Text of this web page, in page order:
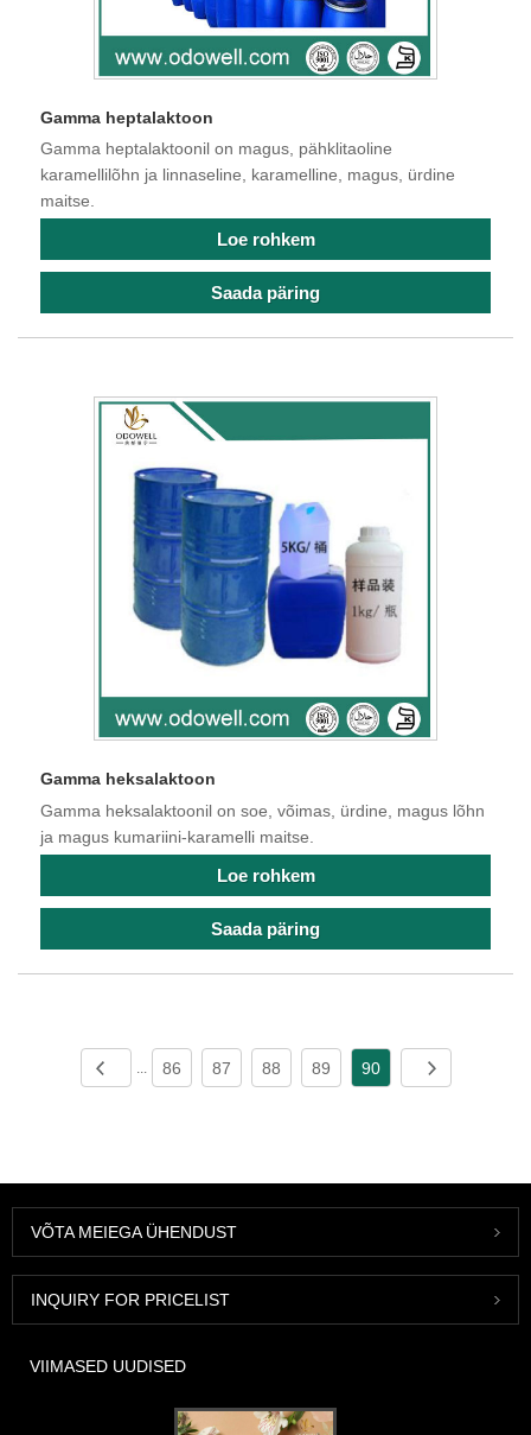
Gamma heptalaktoon
Gamma heptalaktoonil on magus, pähklitaoline
karamellilõhn ja linnaseline, karamelline, magus, ürdine
maitse.
Loe rohkem
Saada päring
Gamma heksalaktoon
Gamma heksalaktoonil on soe, võimas, ürdine, magus lõhn
ja magus kumariini-karamelli maitse.
Loe rohkem
Saada päring
... 86 87 88 89 90
VÕTA MEIEGA ÜHENDUST
INQUIRY FOR PRICELIST
VIIMASED UUDISED